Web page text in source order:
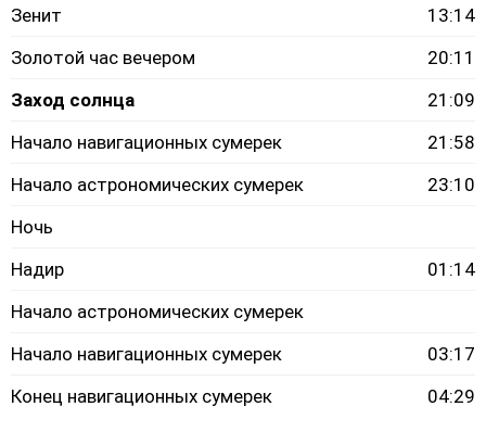
Зенит
13:14
Золотой час вечером
20:11
Заход солнца
21:09
Начало навигационных сумерек
21:58
Начало астрономических сумерек
23:10
Ночь
Надир
01:14
Начало астрономических сумерек
Начало навигационных сумерек
03:17
Конец навигационных сумерек
04:29